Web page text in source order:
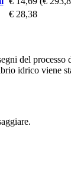
€ 28,38
del
idrico viene